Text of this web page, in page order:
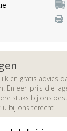
en gratis advies
En een prijs die
stuks bij ons
u bij ons terecht.